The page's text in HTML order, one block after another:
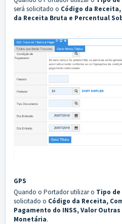
será solicitado o Código da
da Receita Bruta e Percentual
GPS
Quando o Portador utilizar o Tipo
solicitado o Código da Receita,
Pagamento do INSS, Valor
Monetária.